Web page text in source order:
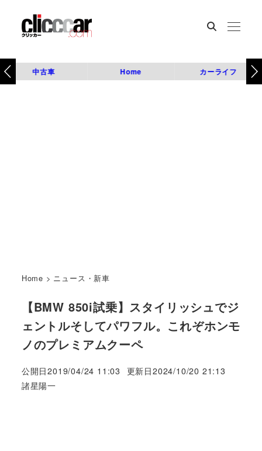
中古車 Home カーライフ
Home > ニュース・新車
【BMW 850i試乗】スタイリッシュでジ
ェントルそしてパワフル。これぞホンモ
ノのプレミアムクーペ
公開日2019/04/24 11:03 更新日2024/10/20 21:13
著
諸星陽一